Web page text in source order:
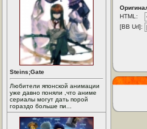
Steins;Gate
Любители японской анимации
уже давно поняли ,что аниме
сериалы могут дать порой
гораздо больше пи...
HTML:
[BB Url]: